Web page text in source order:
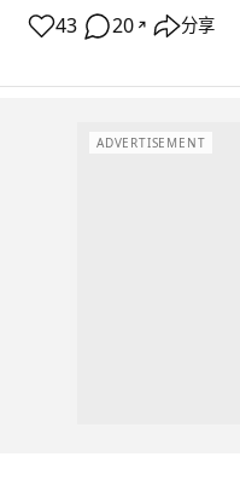
43 20 ↗ 分享
ADVERTISEMENT